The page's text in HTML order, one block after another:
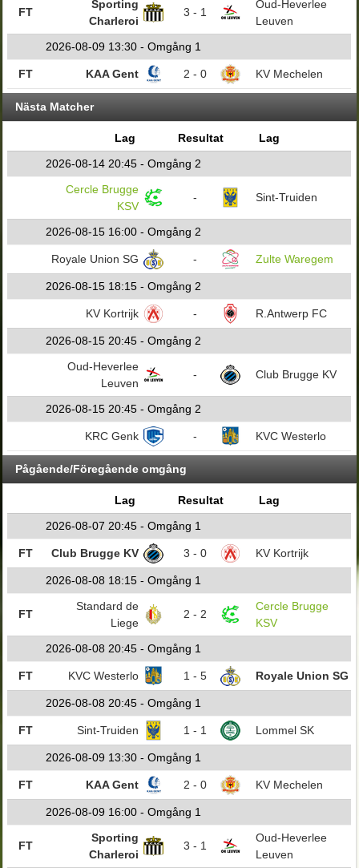
FT
Sporting
Charleroi
3 - 1
Oud-Heverlee
Leuven
2026-08-09 13:30 - Omgång 1
FT KAA Gent 2 - 0 KV Mechelen
Nästa Matcher
Lag Resultat
Lag
2026-08-14 20:45 - Omgång 2
Cercle Brugge
KSV
- Sint-Truiden
2026-08-15 16:00 - Omgång 2
Royale Union SG - Zulte Waregem
2026-08-15 18:15 - Omgång 2
KV Kortrijk - R.Antwerp FC
2026-08-15 20:45 - Omgång 2
Oud-Heverlee
Leuven
- Club Brugge KV
2026-08-15 20:45 - Omgång 2
KRC Genk - KVC Westerlo
Pågående/Föregående omgång
Lag Resultat
Lag
2026-08-07 20:45 - Omgång 1
FT Club Brugge KV 3 - 0 KV Kortrijk
2026-08-08 18:15 - Omgång 1
FT
Standard de
Liege
2 - 2
Cercle Brugge
KSV
2026-08-08 20:45 - Omgång 1
FT KVC Westerlo 1 - 5 Royale Union SG
2026-08-08 20:45 - Omgång 1
FT Sint-Truiden 1 - 1 Lommel SK
2026-08-09 13:30 - Omgång 1
FT KAA Gent 2 - 0 KV Mechelen
2026-08-09 16:00 - Omgång 1
FT
Sporting
Charleroi
3 - 1
Oud-Heverlee
Leuven